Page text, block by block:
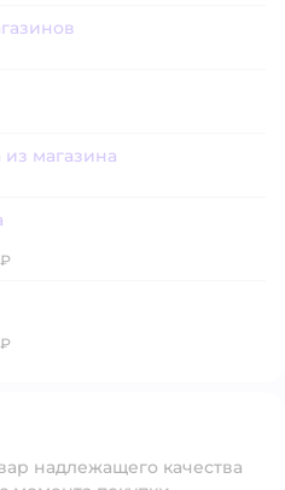
из магазина
надлежащего качества